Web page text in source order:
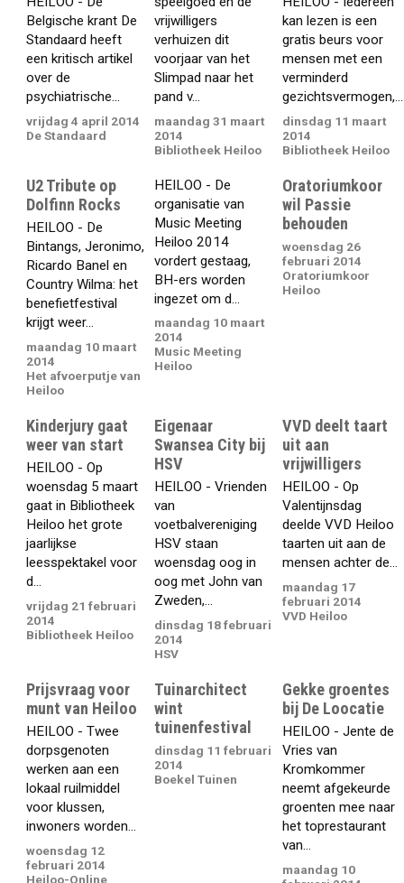
Belgische krant De
Standaard heeft
een kritisch artikel
over de
psychiatrische...
vrijdag 4 april 2014
De Standaard
vrijwilligers
verhuizen dit
voorjaar van het
Slimpad naar het
pand v...
maandag 31 maart
2014
Bibliotheek Heiloo
kan lezen is een
gratis beurs voor
mensen met een
verminderd
gezichtsvermogen,...
dinsdag 11 maart
2014
Bibliotheek Heiloo
U2 Tribute op
Dolfinn Rocks
HEILOO - De
Bintangs, Jeronimo,
Ricardo Banel en
Country Wilma: het
benefietfestival
krijgt weer...
maandag 10 maart
2014
Het afvoerputje van
Heiloo
HEILOO - De
organisatie van
Music Meeting
Heiloo 2014
vordert gestaag,
BH-ers worden
ingezet om d...
maandag 10 maart
2014
Music Meeting
Heiloo
Oratoriumkoor
wil Passie
behouden
woensdag 26
februari 2014
Oratoriumkoor
Heiloo
Kinderjury gaat
weer van start
HEILOO - Op
woensdag 5 maart
gaat in Bibliotheek
Heiloo het grote
jaarlijkse
leesspektakel voor
d...
vrijdag 21 februari
2014
Bibliotheek Heiloo
Eigenaar
Swansea City bij
HSV
HEILOO - Vrienden
van
voetbalvereniging
HSV staan
woensdag oog in
oog met John van
Zweden,...
dinsdag 18 februari
2014
HSV
VVD deelt taart
uit aan
vrijwilligers
HEILOO - Op
Valentijnsdag
deelde VVD Heiloo
taarten uit aan de
mensen achter de...
maandag 17
februari 2014
VVD Heiloo
Prijsvraag voor
munt van Heiloo
HEILOO - Twee
dorpsgenoten
werken aan een
lokaal ruilmiddel
voor klussen,
inwoners worden...
woensdag 12
februari 2014
Heiloo-Online
Tuinarchitect
wint
tuinenfestival
dinsdag 11 februari
2014
Boekel Tuinen
Gekke groentes
bij De Loocatie
HEILOO - Jente de
Vries van
Kromkommer
neemt afgekeurde
groenten mee naar
het toprestaurant
van...
maandag 10